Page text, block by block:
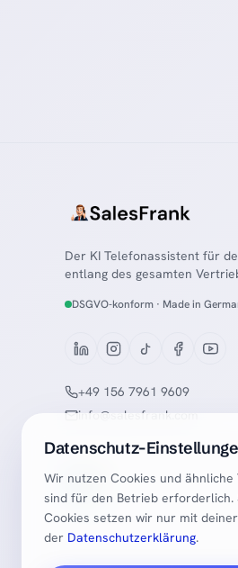
Der KI Telefonassistent für
entlang des gesamten
DSGVO-konform · Made in
+49 156 7961 9609
info@salesfrank.com
Datenschutz-
Wir nutzen Cookies und ähnliche
sind für den Betrieb erforderlich.
Cookies setzen wir nur mit
der Datenschutzerklärung.